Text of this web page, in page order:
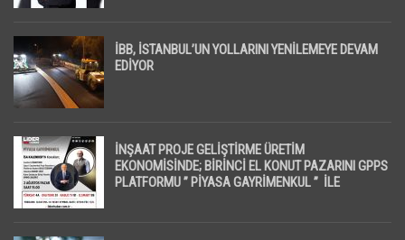
İBB, İSTANBUL’UN YOLLARINI YENİLEMEYE DEVAM
EDİYOR
İNŞAAT PROJE GELİŞTİRME ÜRETİM
EKONOMİSİNDE; BİRİNCİ EL KONUT PAZARINI GPPS
PLATFORMU ” PİYASA GAYRİMENKUL ” İLE